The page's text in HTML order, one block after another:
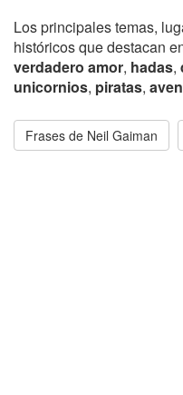
Los principales temas,
históricos que destacan
verdadero amor, hadas,
unicornios, piratas,
Frases de Neil Gaiman